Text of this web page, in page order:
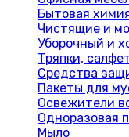
Бытовая
Чистящие и
Уборочный и
Тряпки,
Средства
Пакеты для
Освежители
Одноразовая
Мыло